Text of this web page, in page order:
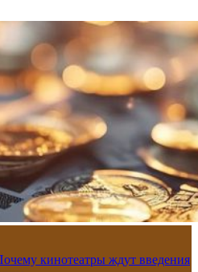
кинотеатры ждут введения